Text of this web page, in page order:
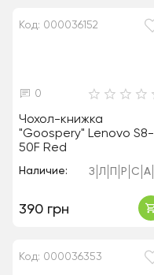
Код: 000036152
0
Чохол-книжка
"Goospery" Lenovo S8-
50F Red
Наличие: З Л Р С А
390 грн
Код: 000036353